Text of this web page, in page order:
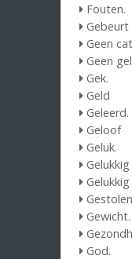
Fouten.
Geen
Geen
Gek.
Geld
Geleerd.
Geloof
Geluk.
Gewicht.
God.